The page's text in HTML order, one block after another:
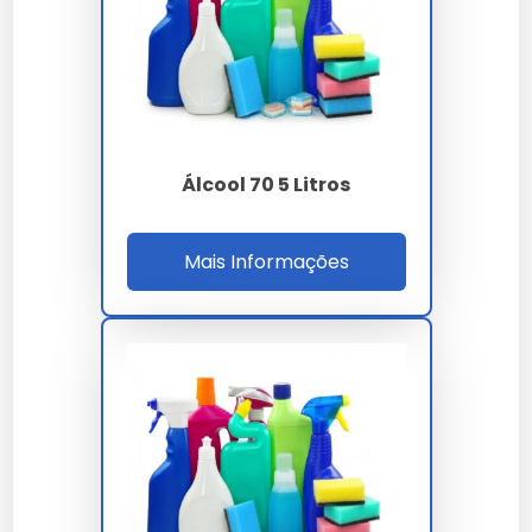
O álcool 70 graus ou porcento é eficaz contra
bactérias e vírus, garantindo segurança sanitária.
Segurança Comparada a Outros
Mais seguro que concentrações maiores, evitando
riscos de incêndio.
Especificações Técnicas do
Dimensões Peso Material
1 kg
Álcool
etílico
Onde Comprar Álcool 70 Graus
Álcool 70 5 Litros
Mais Informações